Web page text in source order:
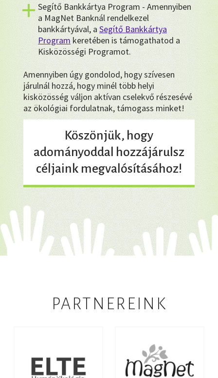
Segítő Bankkártya Program - Amennyiben
a MagNet Banknál rendelkezel
bankkártyával, aSegítő Bankkártya
Programkeretében is támogathatod a
Kisközösségi Programot.
Amennyiben úgy gondolod, hogy szívesen
járulnál hozzá, hogy minél több helyi
kisközösség váljon aktívan cselekvő részesévé
az ökológiai fordulatnak, támogass minket!
Köszönjük, hogy
adományoddal hozzájárulsz
céljaink megvalósításához!
PARTNEREINK